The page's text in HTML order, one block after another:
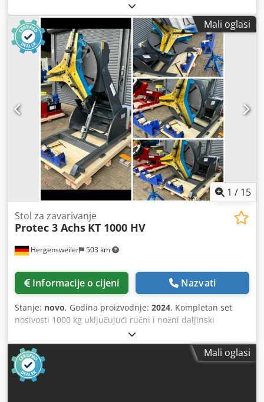
upravljačka konzola. Nagib i brzina kontinuirano podesivi
od 0,05 do 1,0 o/min. Promjer stezne ploče: 0,8 metara.
Visina u nagnutom položaju do središta min. cca 0,45 m +
0,1 m postolje, max. 1,1 m + 0,1 m postolje. Visina u
vodoravnom položaju min. cca 0,56 m + 0,1 m postolje.
Duljina: 2,0 m, širina: 1,05 m. Dwedsxxvgzjpfx Amxsa
Mali oglasi
1 / 15
Hergensweiler 503 km
Stol za zavarivanje
Protec 3 Achs KT 1000 HV
Informacije o cijeni Nazvati
Stanje: novo, Godina proizvodnje: 2024, Kompletan set
nosivosti 1000 kg uključujući ručni i nožni daljinski
upravljač Okretna ploča za zavarivanje podesiva po visini s
prolaznim otvorom 200 mm Promjer ploče 900 mm
Horizontalna visina min. 0,65 m, maks Visina nagnuta min.
0,95 m Brzina od 0,01 - 1,1 o/min Nagib do 135° Ručni i
nožni daljinski upravljač s prikazom brzine dosta teško
Mali oglasi